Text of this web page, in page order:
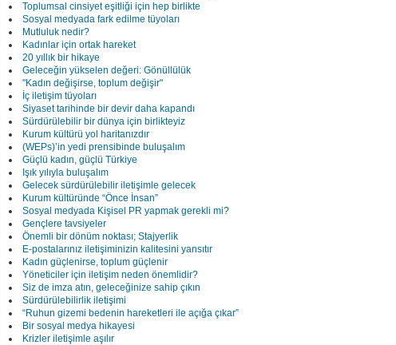
Toplumsal cinsiyet eşitliği için hep birlikte
Sosyal medyada fark edilme tüyoları
Mutluluk nedir?
Kadınlar için ortak hareket
20 yıllık bir hikaye
Geleceğin yükselen değeri: Gönüllülük
"Kadın değişirse, toplum değişir"
İç iletişim tüyoları
Siyaset tarihinde bir devir daha kapandı
Sürdürülebilir bir dünya için birlikteyiz
Kurum kültürü yol haritanızdır
(WEPs)’in yedi prensibinde buluşalım
Güçlü kadın, güçlü Türkiye
Işık yılıyla buluşalım
Gelecek sürdürülebilir iletişimle gelecek
Kurum kültüründe “Önce İnsan”
Sosyal medyada Kişisel PR yapmak gerekli mi?
Gençlere tavsiyeler
Önemli bir dönüm noktası; Stajyerlik
E-postalarınız iletişiminizin kalitesini yansıtır
Kadın güçlenirse, toplum güçlenir
Yöneticiler için iletişim neden önemlidir?
Siz de imza atın, geleceğinize sahip çıkın
Sürdürülebilirlik iletişimi
“Ruhun gizemi bedenin hareketleri ile açığa çıkar”
Bir sosyal medya hikayesi
Krizler iletişimle aşılır